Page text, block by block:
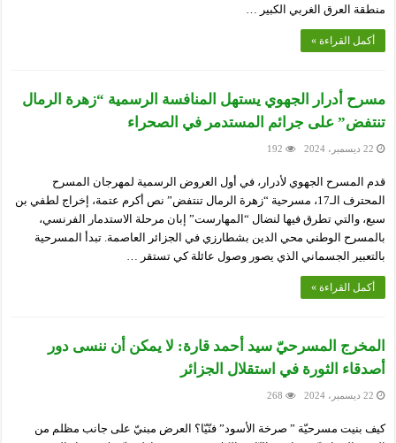
منطقة العرق الغربي الكبير …
أكمل القراءة »
مسرح أدرار الجهوي يستهل المنافسة الرسمية “زهرة الرمال
تنتفض” على جرائم المستدمر في الصحراء
22 ديسمبر، 2024 192
قدم المسرح الجهوي لأدرار، في أول العروض الرسمية لمهرجان المسرح
المحترف الـ17، مسرحية “زهرة الرمال تنتفض” نص أكرم عتمة، إخراج لطفي بن
سبع، والتي تطرق فيها لنضال “المهارست” إبان مرحلة الاستدمار الفرنسي،
بالمسرح الوطني محي الدين بشطارزي في الجزائر العاصمة. تبدأ المسرحية
بالتعبير الجسماني الذي يصور وصول عائلة كي تستقر …
أكمل القراءة »
المخرج المسرحيّ سيد أحمد قارة: لا يمكن أن ننسى دور
أصدقاء الثورة في استقلال الجزائر
22 ديسمبر، 2024 268
كيف بنيت مسرحيّة ” صرخة الأسود” فنّيّا؟ العرض مبنيّ على جانب مظلم من